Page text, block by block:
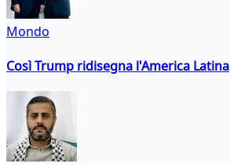
Mondo
Così Trump ridisegna l'America Latina